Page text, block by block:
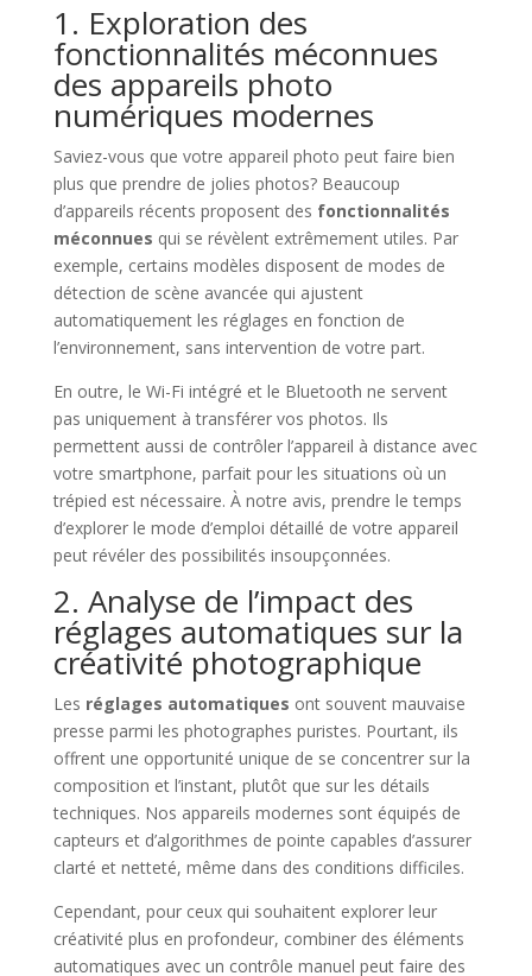
1. Exploration des
fonctionnalités méconnues
des appareils photo
numériques modernes
Saviez-vous que votre appareil photo peut faire bien
plus que prendre de jolies photos? Beaucoup
d’appareils récents proposent des fonctionnalités
méconnues qui se révèlent extrêmement utiles. Par
exemple, certains modèles disposent de modes de
détection de scène avancée qui ajustent
automatiquement les réglages en fonction de
l’environnement, sans intervention de votre part.
En outre, le Wi-Fi intégré et le Bluetooth ne servent
pas uniquement à transférer vos photos. Ils
permettent aussi de contrôler l’appareil à distance avec
votre smartphone, parfait pour les situations où un
trépied est nécessaire. À notre avis, prendre le temps
d’explorer le mode d’emploi détaillé de votre appareil
peut révéler des possibilités insoupçonnées.
2. Analyse de l’impact des
réglages automatiques sur la
créativité photographique
Les réglages automatiques ont souvent mauvaise
presse parmi les photographes puristes. Pourtant, ils
offrent une opportunité unique de se concentrer sur la
composition et l’instant, plutôt que sur les détails
techniques. Nos appareils modernes sont équipés de
capteurs et d’algorithmes de pointe capables d’assurer
clarté et netteté, même dans des conditions difficiles.
Cependant, pour ceux qui souhaitent explorer leur
créativité plus en profondeur, combiner des éléments
automatiques avec un contrôle manuel peut faire des